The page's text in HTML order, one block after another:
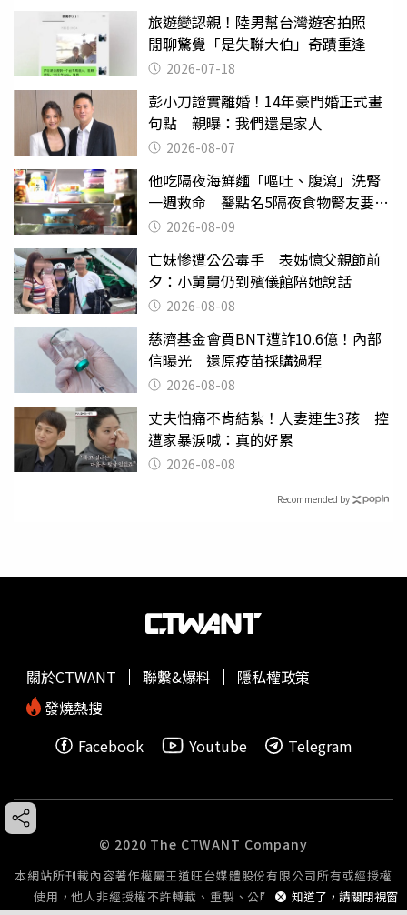
旅遊變認親！陸男幫台灣遊客拍照
閒聊驚覺「是失聯大伯」奇蹟重逢
2026-07-18
彭小刀證實離婚！14年豪門婚正式畫
句點 親曝：我們還是家人
2026-08-07
他吃隔夜海鮮麵「嘔吐、腹瀉」洗腎
一週救命 醫點名5隔夜食物腎友要注
意 2026-08-09
亡妹慘遭公公毒手 表姊憶父親節前
夕：小舅舅仍到殯儀館陪她說話
2026-08-08
慈濟基金會買BNT遭詐10.6億！內部
信曝光 還原疫苗採購過程
2026-08-08
丈夫怕痛不肯結紮！人妻連生3孩 控
遭家暴淚喊：真的好累
2026-08-08
Recommended by
知道了，請關閉視窗
關於CTWANT 聯繫&爆料
隱私權政策
發燒熱搜
Facebook
Youtube Telegram
© 2020 The CTWANT Company
本網站所刊載內容著作權屬王道旺台媒體股份有限公司所有或經授權
使用，他人非經授權不許轉載、重製、公開播送或公開傳輸。